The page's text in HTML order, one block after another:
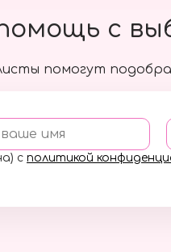
помогут
имя
с политикой
с